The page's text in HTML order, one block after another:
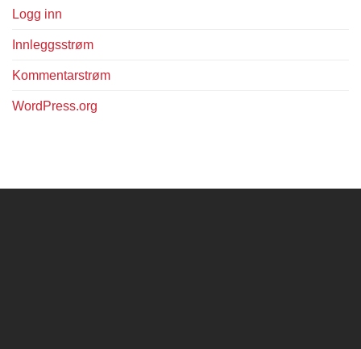
Logg inn
Innleggsstrøm
Kommentarstrøm
WordPress.org